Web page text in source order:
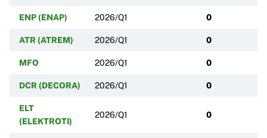
ENP (ENAP) 2026/Q1 0
ATR (ATREM) 2026/Q1 0
MFO 2026/Q1 0
DCR (DECORA) 2026/Q1 0
ELT
(ELEKTROTI)
2026/Q1 0